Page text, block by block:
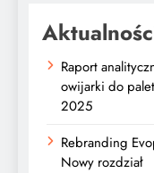
Raport
owijarki do
2025
Rebranding
Nowy rozdział